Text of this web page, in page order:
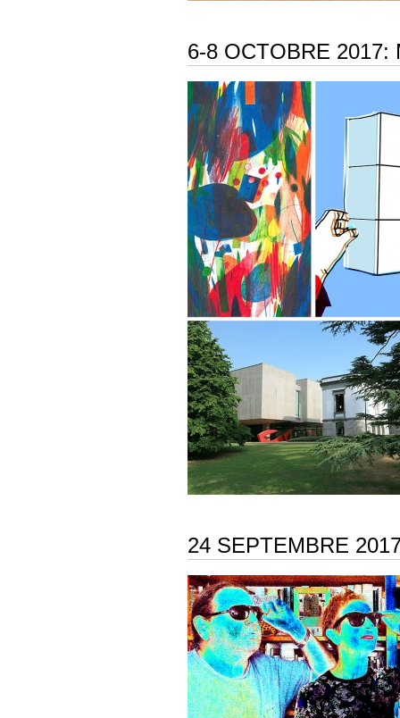
6-8 OCTOBRE 2017:
24 SEPTEMBRE